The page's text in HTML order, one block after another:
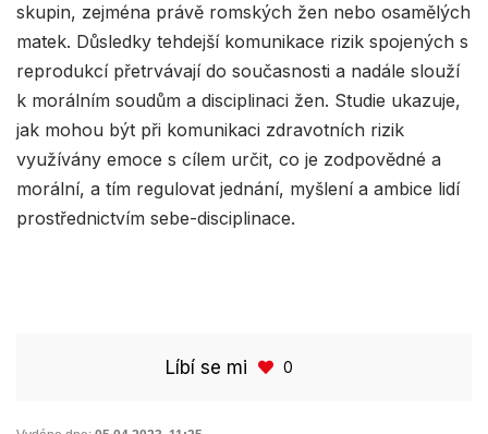
skupin, zejména právě romských žen nebo osamělých
matek. Důsledky tehdejší komunikace rizik spojených s
reprodukcí přetrvávají do současnosti a nadále slouží
k morálním soudům a disciplinaci žen. Studie ukazuje,
jak mohou být při komunikaci zdravotních rizik
využívány emoce s cílem určit, co je zodpovědné a
morální, a tím regulovat jednání, myšlení a ambice lidí
prostřednictvím sebe-disciplinace.
Líbí se mi 0